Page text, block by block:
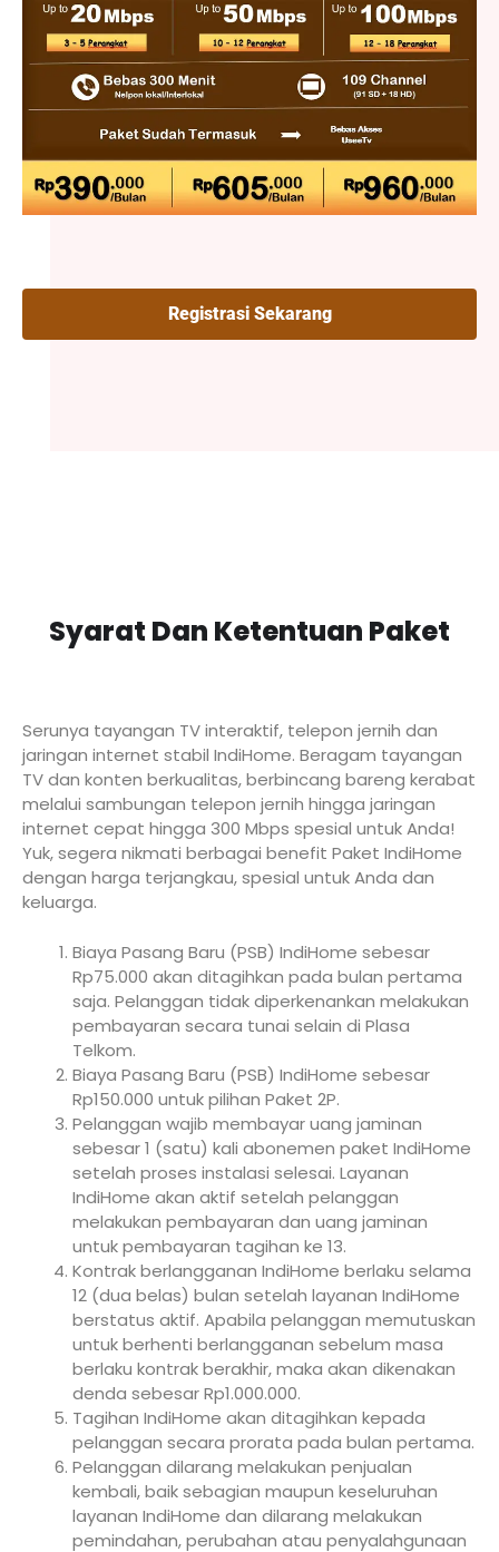
Registrasi Sekarang
Syarat Dan Ketentuan Paket
Serunya tayangan TV interaktif, telepon jernih dan
jaringan internet stabil IndiHome. Beragam tayangan
TV dan konten berkualitas, berbincang bareng kerabat
melalui sambungan telepon jernih hingga jaringan
internet cepat hingga 300 Mbps spesial untuk Anda!
Yuk, segera nikmati berbagai benefit Paket IndiHome
dengan harga terjangkau, spesial untuk Anda dan
keluarga.
Biaya Pasang Baru (PSB) IndiHome sebesar
Rp75.000 akan ditagihkan pada bulan pertama
saja. Pelanggan tidak diperkenankan melakukan
pembayaran secara tunai selain di Plasa
Telkom.
Biaya Pasang Baru (PSB) IndiHome sebesar
Rp150.000 untuk pilihan Paket 2P.
Pelanggan wajib membayar uang jaminan
sebesar 1 (satu) kali abonemen paket IndiHome
setelah proses instalasi selesai. Layanan
IndiHome akan aktif setelah pelanggan
melakukan pembayaran dan uang jaminan
untuk pembayaran tagihan ke 13.
Kontrak berlangganan IndiHome berlaku selama
12 (dua belas) bulan setelah layanan IndiHome
berstatus aktif. Apabila pelanggan memutuskan
untuk berhenti berlangganan sebelum masa
berlaku kontrak berakhir, maka akan dikenakan
denda sebesar Rp1.000.000.
Tagihan IndiHome akan ditagihkan kepada
pelanggan secara prorata pada bulan pertama.
Pelanggan dilarang melakukan penjualan
kembali, baik sebagian maupun keseluruhan
layanan IndiHome dan dilarang melakukan
pemindahan, perubahan atau penyalahgunaan